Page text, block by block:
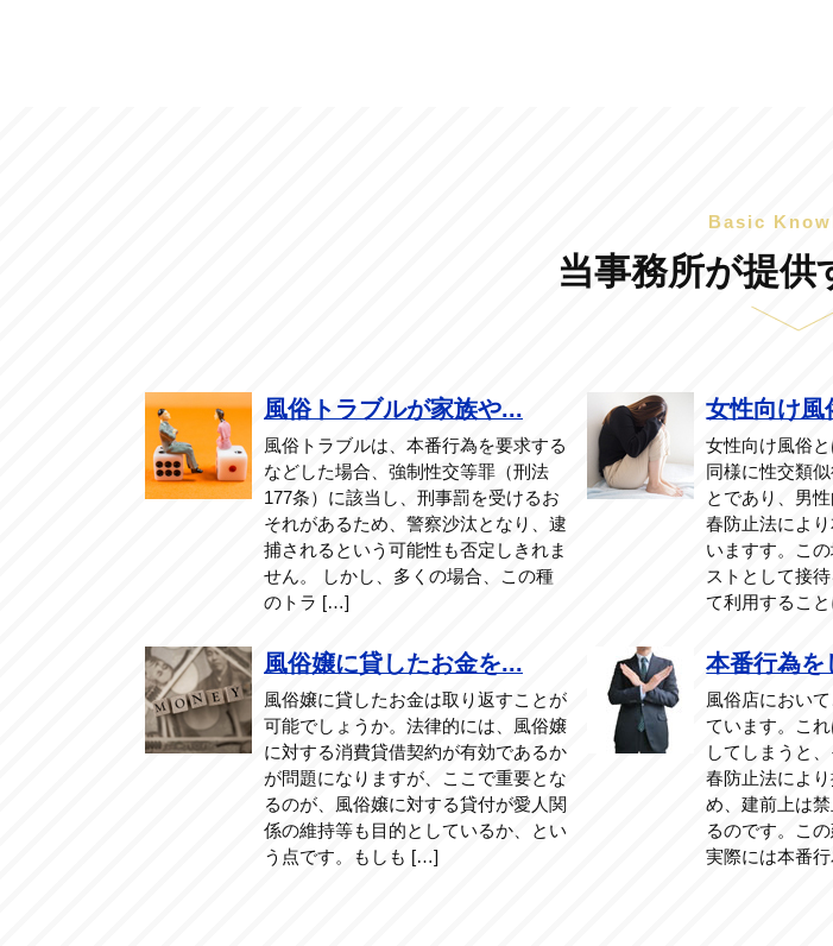
Basic
当事務所が提供
風俗トラブルが家族や...
風俗トラブルは、本番行為を要求する
などした場合、強制性交等罪（刑法
177条）に該当し、刑事罰を受けるお
それがあるため、警察沙汰となり、逮
捕されるという可能性も否定しきれま
せん。 しかし、多くの場合、この種
のトラ […]
女性向け風
女性向け風俗
同様に性交類
とであり、男
春防止法によ
いますす。こ
ストとして接
て利用するこ
風俗嬢に貸したお金を...
風俗嬢に貸したお金は取り返すことが
可能でしょうか。法律的には、風俗嬢
に対する消費貸借契約が有効であるか
が問題になりますが、ここで重要とな
るのが、風俗嬢に対する貸付が愛人関
係の維持等も目的としているか、とい
う点です。もしも […]
本番行為を
風俗店におい
ています。こ
してしまうと
春防止法によ
め、建前上は
るのです。こ
実際には本番